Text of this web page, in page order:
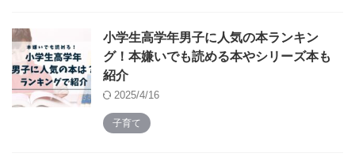
小学生高学年男子に人気の本ランキン
グ！本嫌いでも読める本やシリーズ本も
紹介
2025/4/16
子育て